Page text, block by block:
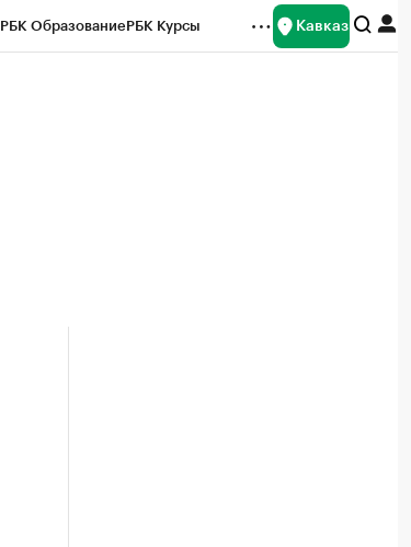
РБК ОбразованиеРБК Курсы Кавказ